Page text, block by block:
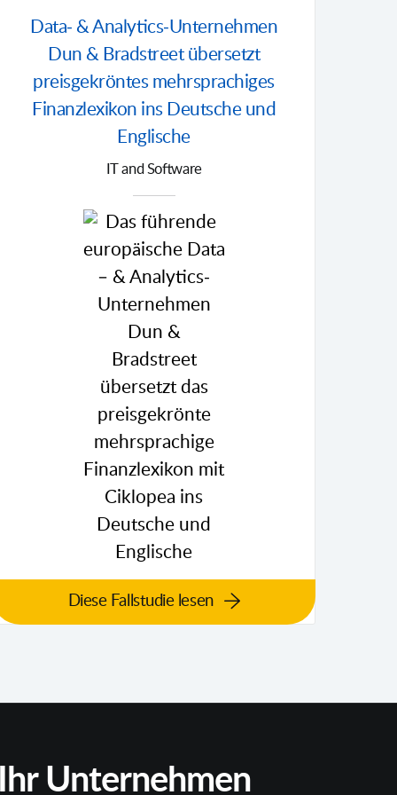
Data- & Analytics-Unternehmen
Dun & Bradstreet übersetzt
preisgekröntes mehrsprachiges
Finanzlexikon ins Deutsche und
Englische
IT and Software
Diese Fallstudie lesen
Unternehmen